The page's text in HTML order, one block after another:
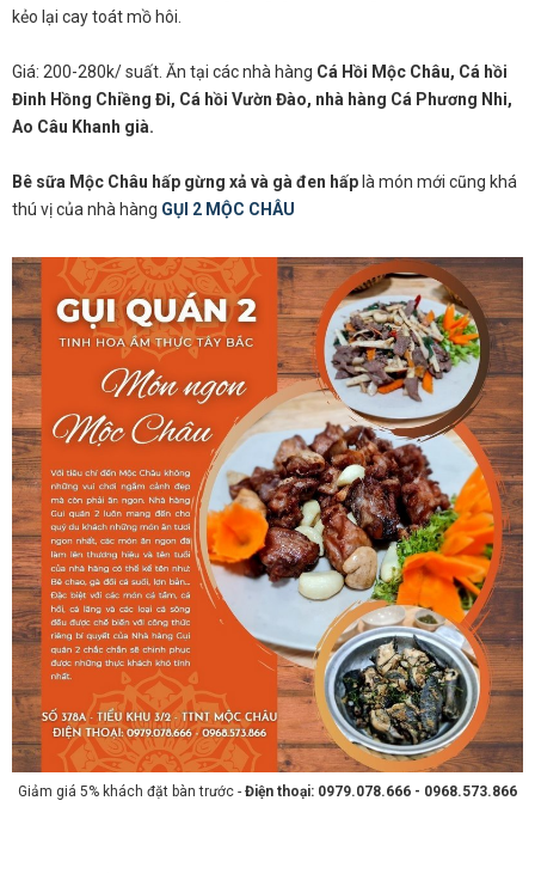
kẻo lại cay toát mồ hôi.
Giá: 200-280k/ suất. Ăn tại các nhà hàng Cá Hồi Mộc Châu, Cá hồi
Đinh Hồng Chiềng Đi, Cá hồi Vườn Đào, nhà hàng Cá Phương Nhi,
Ao Câu Khanh già.
Bê sữa Mộc Châu hấp gừng xả và gà đen hấp là món mới cũng khá
thú vị của nhà hàng GỤI 2 MỘC CHÂU
Giảm giá 5% khách đặt bàn trước - Điện thoại: 0979.078.666 - 0968.573.866